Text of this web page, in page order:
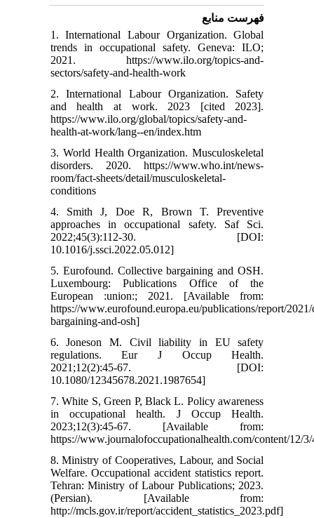
فهرست منابع
1. International Labour Organization. Global
trends in occupational safety. Geneva: ILO;
2021. https://www.ilo.org/topics-and-
sectors/safety-and-health-work
2. International Labour Organization. Safety
and health at work. 2023 [cited 2023].
https://www.ilo.org/global/topics/safety-and-
health-at-work/lang--en/index.htm
3. World Health Organization. Musculoskeletal
disorders. 2020. https://www.who.int/news-
room/fact-sheets/detail/musculoskeletal-
conditions
4. Smith J, Doe R, Brown T. Preventive
approaches in occupational safety. Saf Sci.
2022;45(3):112-30. [DOI:
10.1016/j.ssci.2022.05.012]
5. Eurofound. Collective bargaining and OSH.
Luxembourg: Publications Office of the
European :union:; 2021. [Available from:
https://www.eurofound.europa.eu/publications/report/
bargaining-and-osh]
6. Joneson M. Civil liability in EU safety
regulations. Eur J Occup Health.
2021;12(2):45-67. [DOI:
10.1080/12345678.2021.1987654]
7. White S, Green P, Black L. Policy awareness
in occupational health. J Occup Health.
2023;12(3):45-67. [Available from:
https://www.journalofoccupationalhealth.com/content/12/
8. Ministry of Cooperatives, Labour, and Social
Welfare. Occupational accident statistics report.
Tehran: Ministry of Labour Publications; 2023.
(Persian). [Available from:
http://mcls.gov.ir/report/accident_statistics_2023.pdf]